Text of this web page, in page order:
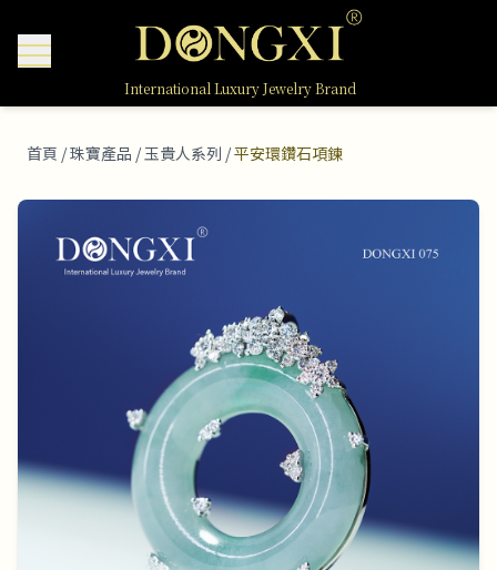
International Luxury Jewelry Brand
首頁 /珠寶產品 /玉貴人系列 /平安環鑽石項鍊